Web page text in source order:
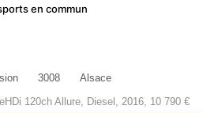
en commun
3008
Alsace
120ch Allure, Diesel, 2016, 10 790 €